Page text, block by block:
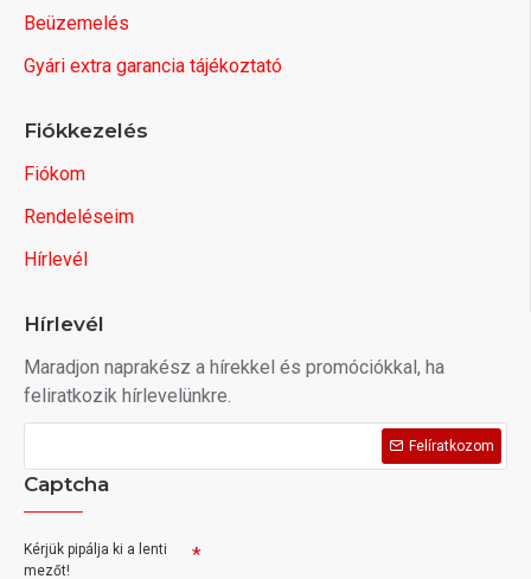
Beüzemelés
Gyári extra garancia tájékoztató
Fiókkezelés
Fiókom
Rendeléseim
Hírlevél
Hírlevél
Maradjon naprakész a hírekkel és promóciókkal, ha
feliratkozik hírlevelünkre.
Felíratkozom
Captcha
Kérjük pipálja ki a lenti
mezőt!